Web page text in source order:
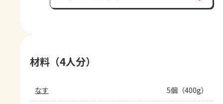
保存済み
材料（4人分）
なす 5個（400g）